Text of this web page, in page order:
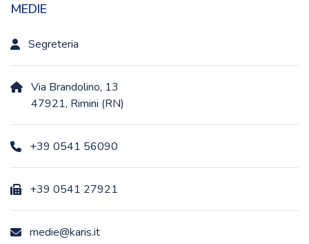
MEDIE
Segreteria
Via Brandolino, 13
47921, Rimini (RN)
+39 0541 56090
+39 0541 27921
medie@karis.it